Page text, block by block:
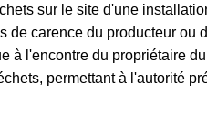
sur le site d'une
de carence du producteur ou
à l'encontre du propriétaire
permettant à l'autorité